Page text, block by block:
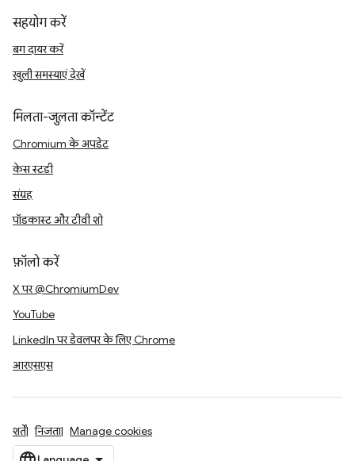
सहयोग करें
बग दायर करें
खुली समस्याएं देखें
मिलता-जुलता कॉन्टेंट
Chromium के अपडेट
केस स्टडी
संग्रह
पॉडकास्ट और टीवी शो
फ़ॉलो करें
X पर @ChromiumDev
YouTube
LinkedIn पर डेवलपर के लिए Chrome
आरएसएस
शर्तें निजता Manage cookies